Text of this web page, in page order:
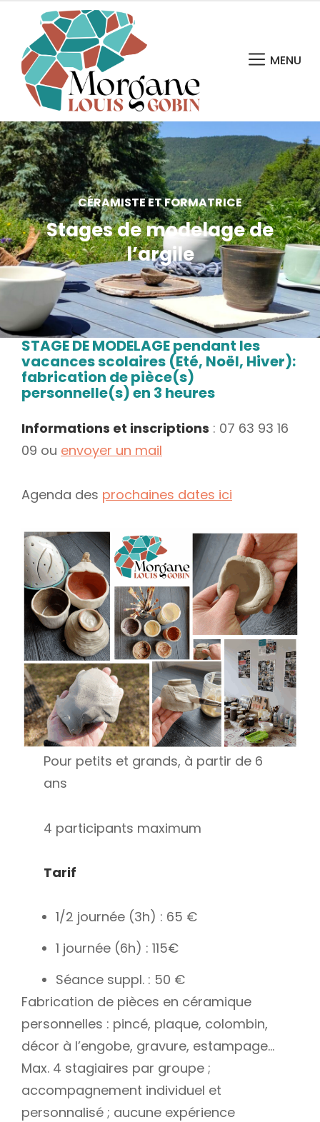
MENU
CÉRAMISTE ET FORMATRICE
Stages de modelage de
l’argile
STAGE DE MODELAGE pendant les
vacances scolaires (Eté, Noël, Hiver):
fabrication de pièce(s)
personnelle(s) en 3 heures
Informations et inscriptions : 07 63 93 16
09 ou envoyer un mail
Agenda des prochaines dates ici
Pour petits et grands, à partir de 6
ans
4 participants maximum
Tarif
1/2 journée (3h) : 65 €
1 journée (6h) : 115€
Séance suppl. : 50 €
Fabrication de pièces en céramique
personnelles : pincé, plaque, colombin,
décor à l’engobe, gravure, estampage…
Max. 4 stagiaires par groupe ;
accompagnement individuel et
personnalisé ; aucune expérience